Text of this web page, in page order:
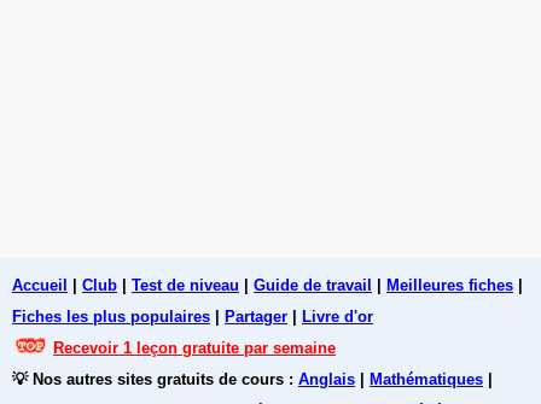
Accueil Club Test de niveau Guide de travail Meilleures fiches
Fiches les plus populaires
Partager
Livre d'or
Recevoir 1 leçon gratuite par semaine
💡 Nos autres sites gratuits de cours : Anglais Mathématiques